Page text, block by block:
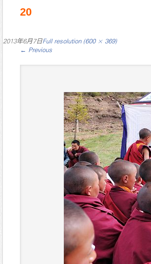
20
2013年6月7日Full resolution (600 × 369)
← Previous